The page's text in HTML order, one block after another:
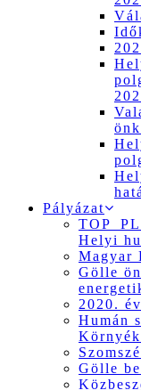
Pályázat
Helyi
Magyar
Gölle
2020.
Humán
Gölle